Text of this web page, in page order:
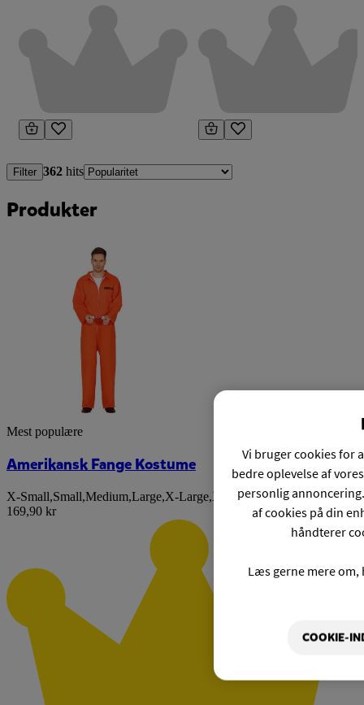
Filter 362 hits
Produkter
Mest populære
Amerikansk Fange Kostume
X-Small,Small,Medium,Large,X-Large,XX-Large
169,90 kr
Vi bruger cookies for
bedre oplevelse af
personlig
af cookies på din
håndterer
Læs gerne mere
COOKIE-